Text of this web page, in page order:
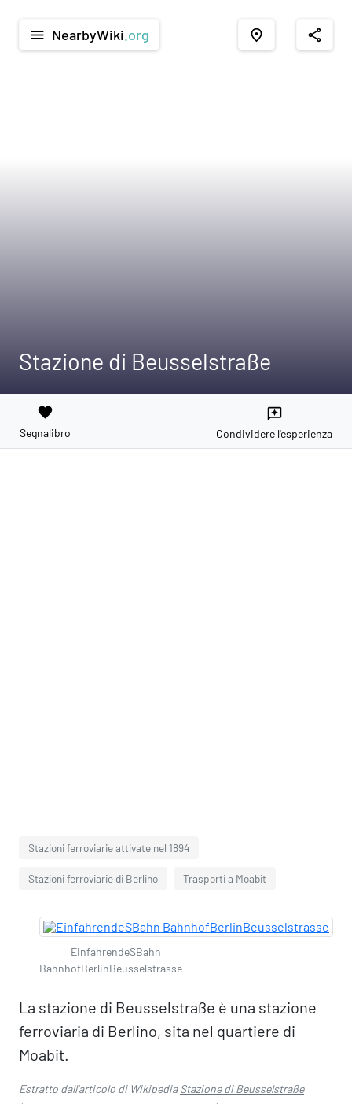
menu NearbyWiki .org place share
Stazione di Beusselstraße
favorite
Segnalibro
reviews
Condividere l'esperienza
Stazioni ferroviarie attivate nel 1894
Stazioni ferroviarie di Berlino Trasporti a Moabit
EinfahrendeSBahn
BahnhofBerlinBeusselstrasse
La stazione di Beusselstraße è una stazione
ferroviaria di Berlino, sita nel quartiere di
Moabit.
Estratto dall'articolo di WikipediaStazione di Beusselstraße